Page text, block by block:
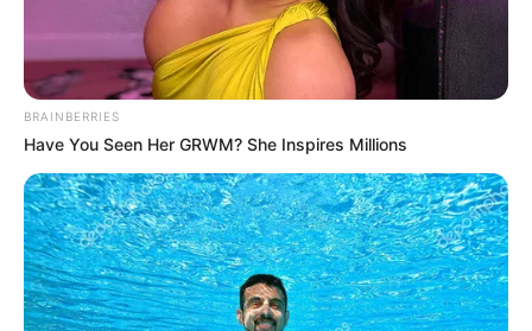
BRAINBERRIES
Have You Seen Her GRWM? She Inspires Millions